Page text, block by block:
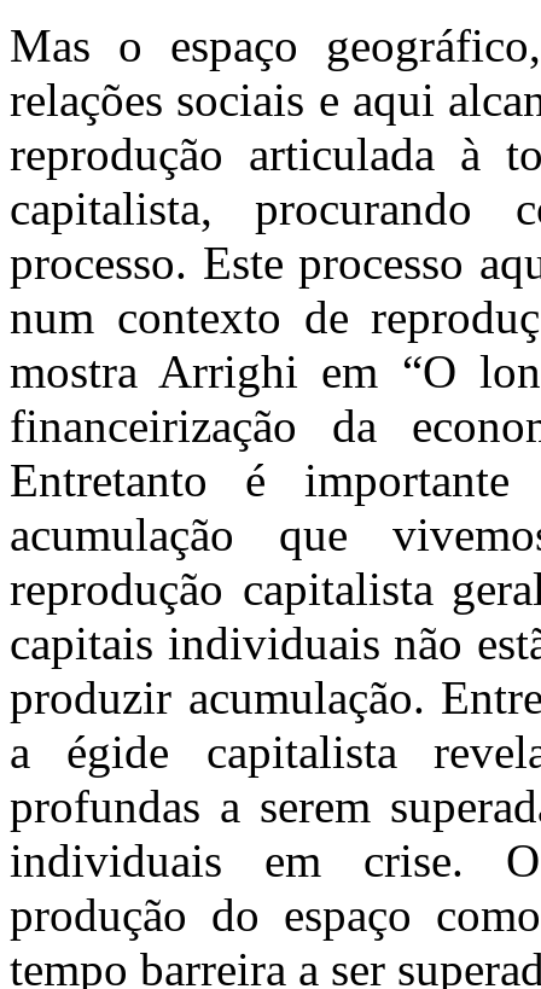
Mas o espaço
relações sociais e aqui
reprodução articulada à
capitalista, procurando
processo. Este processo
num contexto de
mostra Arrighi em “O
financeirização da
Entretanto é
acumulação que
reprodução capitalista
capitais individuais não
produzir acumulação.
a égide capitalista
profundas a serem
individuais em crise.
produção do espaço
tempo barreira a ser